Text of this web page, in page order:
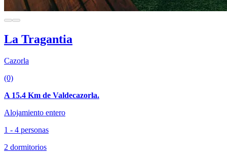
La Tragantia
Cazorla
(0)
A 15.4 Km de Valdecazorla.
Alojamiento entero
1 - 4 personas
2 dormitorios